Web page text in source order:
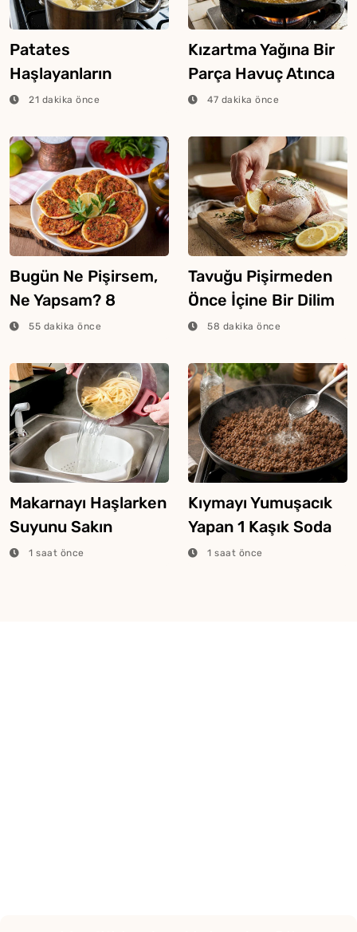
Patates
Haşlayanların
Bilmesi Gereken
21 dakika önce
Kızartma Yağına Bir
Parça Havuç Atınca
Ne Olur?
47 dakika önce
Bugün Ne Pişirsem,
Ne Yapsam? 8
Ağustos 2026
55 dakika önce
Tavuğu Pişirmeden
Önce İçine Bir Dilim
Limon Atarsanız Ne
58 dakika önce
Makarnayı Haşlarken
Suyunu Sakın
Dökmeyin
1 saat önce
Kıymayı Yumuşacık
Yapan 1 Kaşık Soda
Yöntemi
1 saat önce